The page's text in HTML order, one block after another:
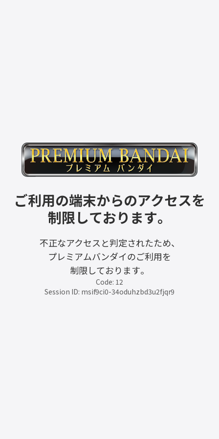
ご利用の端末からのアクセスを
制限しております。
不正なアクセスと判定されたため、
プレミアムバンダイのご利用を
制限しております。
Code: 12
Session ID: msif9ci0-34oduhzbd3u2fjqr9